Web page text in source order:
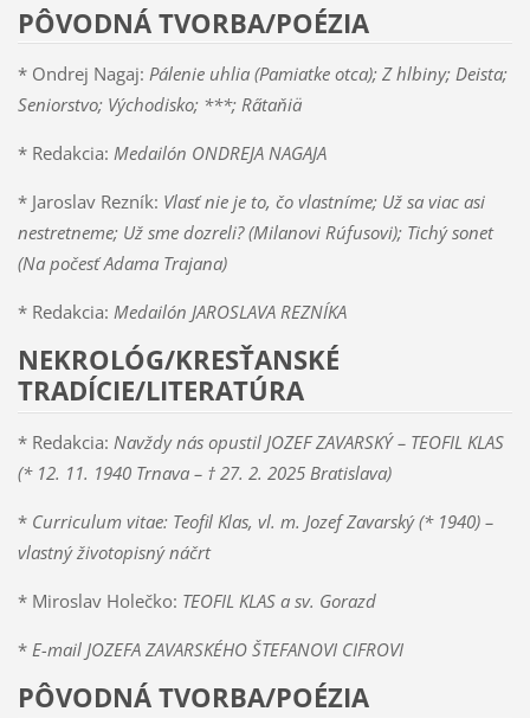
PÔVODNÁ TVORBA/POÉZIA
* Ondrej Nagaj: Pálenie uhlia (Pamiatke otca); Z hlbiny; Deista;
Seniorstvo; Východisko; ***; Ra̋taňiä
* Redakcia: Medailón ONDREJA NAGAJA
* Jaroslav Rezník: Vlasť nie je to, čo vlastníme; Už sa viac asi
nestretneme; Už sme dozreli? (Milanovi Rúfusovi); Tichý sonet
(Na počesť Adama Trajana)
* Redakcia: Medailón JAROSLAVA REZNÍKA
NEKROLÓG/KRESŤANSKÉ
TRADÍCIE/LITERATÚRA
* Redakcia: Navždy nás opustil JOZEF ZAVARSKÝ – TEOFIL KLAS
(* 12. 11. 1940 Trnava – † 27. 2. 2025 Bratislava)
* Curriculum vitae: Teofil Klas, vl. m. Jozef Zavarský (* 1940) –
vlastný životopisný náčrt
* Miroslav Holečko: TEOFIL KLAS a sv. Gorazd
* E-mail JOZEFA ZAVARSKÉHO ŠTEFANOVI CIFROVI
PÔVODNÁ TVORBA/POÉZIA